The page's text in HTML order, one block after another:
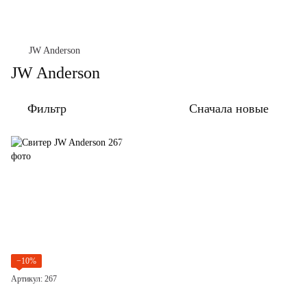
JW Anderson
JW Anderson
Фильтр Сначала новые
−10%
Артикул: 267